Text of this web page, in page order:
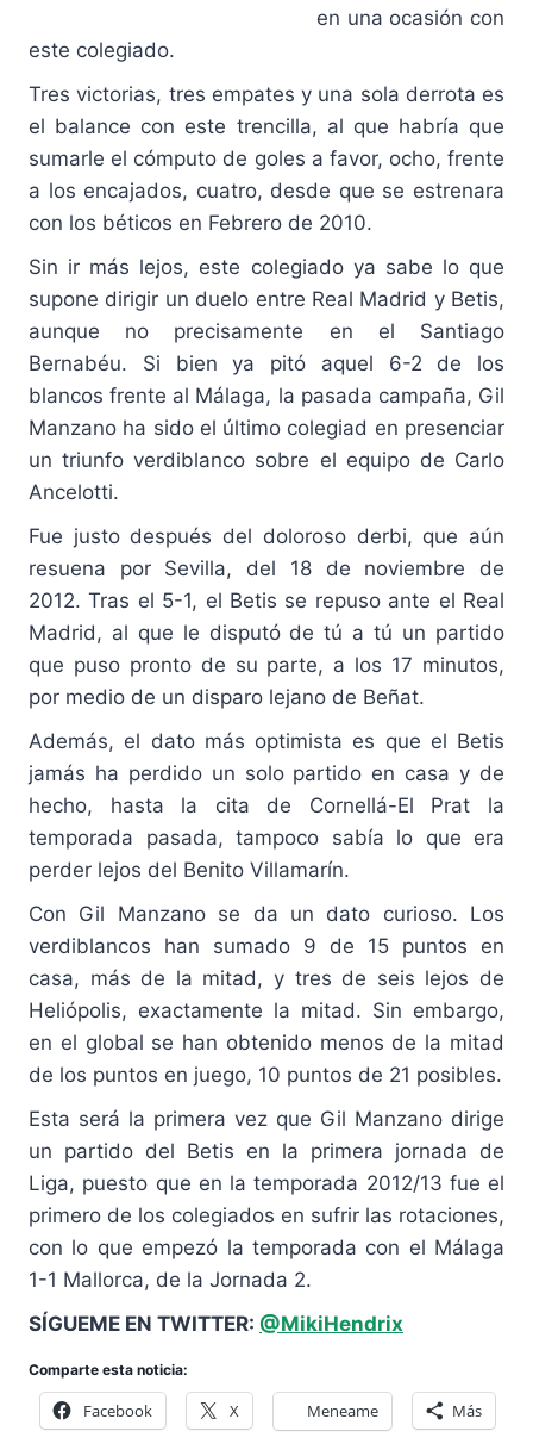
en una ocasión con
este colegiado.
Tres victorias, tres empates y una sola derrota es
el balance con este trencilla, al que habría que
sumarle el cómputo de goles a favor, ocho, frente
a los encajados, cuatro, desde que se estrenara
con los béticos en Febrero de 2010.
Sin ir más lejos, este colegiado ya sabe lo que
supone dirigir un duelo entre Real Madrid y Betis,
aunque no precisamente en el Santiago
Bernabéu. Si bien ya pitó aquel 6-2 de los
blancos frente al Málaga, la pasada campaña, Gil
Manzano ha sido el último colegiad en presenciar
un triunfo verdiblanco sobre el equipo de Carlo
Ancelotti.
Fue justo después del doloroso derbi, que aún
resuena por Sevilla, del 18 de noviembre de
2012. Tras el 5-1, el Betis se repuso ante el Real
Madrid, al que le disputó de tú a tú un partido
que puso pronto de su parte, a los 17 minutos,
por medio de un disparo lejano de Beñat.
Además, el dato más optimista es que el Betis
jamás ha perdido un solo partido en casa y de
hecho, hasta la cita de Cornellá-El Prat la
temporada pasada, tampoco sabía lo que era
perder lejos del Benito Villamarín.
Con Gil Manzano se da un dato curioso. Los
verdiblancos han sumado 9 de 15 puntos en
casa, más de la mitad, y tres de seis lejos de
Heliópolis, exactamente la mitad. Sin embargo,
en el global se han obtenido menos de la mitad
de los puntos en juego, 10 puntos de 21 posibles.
Esta será la primera vez que Gil Manzano dirige
un partido del Betis en la primera jornada de
Liga, puesto que en la temporada 2012/13 fue el
primero de los colegiados en sufrir las rotaciones,
con lo que empezó la temporada con el Málaga
1-1 Mallorca, de la Jornada 2.
SÍGUEME EN TWITTER: @MikiHendrix
Comparte esta noticia:
Facebook X Meneame Más